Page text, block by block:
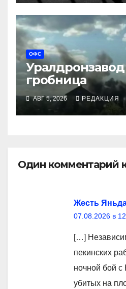
ОФС
Уралдронзавод
гробница
АВГ 5, 2026 РЕДАКЦИЯ
Один комментарий
Жесть
07.08.2026 в
[…]
пекинских
ночной бой
убитых на